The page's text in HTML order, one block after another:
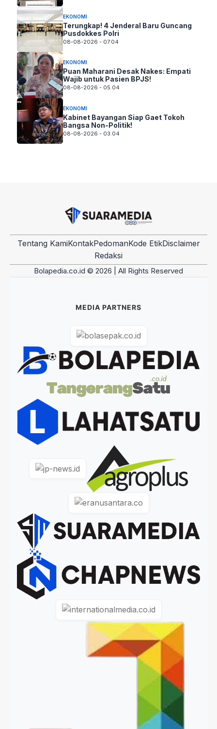
EKONOMI
Terungkap! 4 Jenderal Baru Guncang
Pusdokkes Polri
08-08-2026 - 07.04
EKONOMI
Puan Maharani Desak Nakes: Empati
Wajib untuk Pasien BPJS!
08-08-2026 - 05.04
EKONOMI
Kabinet Bayangan Siap Gaet Tokoh
Bangsa Non-Politik!
08-08-2026 - 03.04
Tentang KamiKontakPedomanKode EtikDisclaimer
Redaksi
Bolapedia.co.id © 2026 | All Rights Reserved
MEDIA PARTNERS